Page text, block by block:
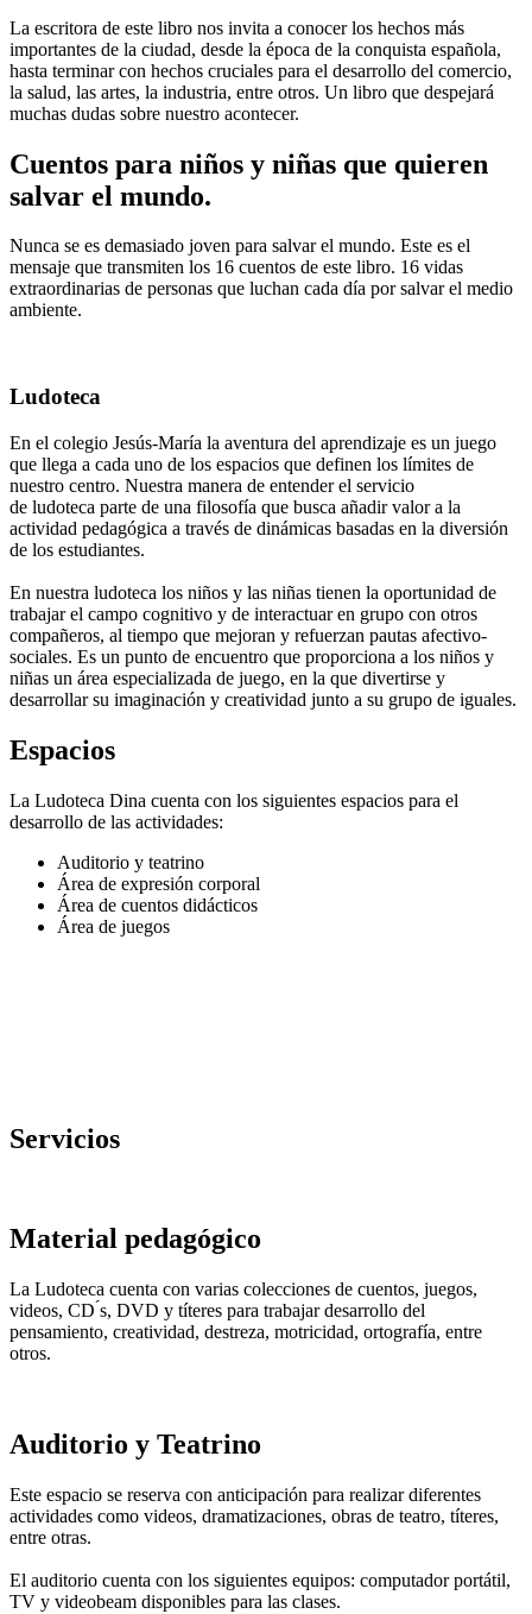
La escritora de este libro nos invita a conocer los hechos más
importantes de la ciudad, desde la época de la conquista española,
hasta terminar con hechos cruciales para el desarrollo del comercio,
la salud, las artes, la industria, entre otros. Un libro que despejará
muchas dudas sobre nuestro acontecer.
Cuentos para niños y niñas que quieren
salvar el mundo.
Nunca se es demasiado joven para salvar el mundo. Este es el
mensaje que transmiten los 16 cuentos de este libro. 16 vidas
extraordinarias de personas que luchan cada día por salvar el medio
ambiente.
Ludoteca
En el colegio Jesús-María la aventura del aprendizaje es un juego
que llega a cada uno de los espacios que definen los límites de
nuestro centro. Nuestra manera de entender el servicio
de ludoteca parte de una filosofía que busca añadir valor a la
actividad pedagógica a través de dinámicas basadas en la diversión
de los estudiantes.
En nuestra ludoteca los niños y las niñas tienen la oportunidad de
trabajar el campo cognitivo y de interactuar en grupo con otros
compañeros, al tiempo que mejoran y refuerzan pautas afectivo-
sociales. Es un punto de encuentro que proporciona a los niños y
niñas un área especializada de juego, en la que divertirse y
desarrollar su imaginación y creatividad junto a su grupo de iguales.
Espacios
La Ludoteca Dina cuenta con los siguientes espacios para el
desarrollo de las actividades:
Auditorio y teatrino
Área de expresión corporal
Área de cuentos didácticos
Área de juegos
Servicios
Material pedagógico
La Ludoteca cuenta con varias colecciones de cuentos, juegos,
videos, CD ́s, DVD y títeres para trabajar desarrollo del
pensamiento, creatividad, destreza, motricidad, ortografía, entre
otros.
Auditorio y Teatrino
Este espacio se reserva con anticipación para realizar diferentes
actividades como videos, dramatizaciones, obras de teatro, títeres,
entre otras.
El auditorio cuenta con los siguientes equipos: computador portátil,
TV y videobeam disponibles para las clases.